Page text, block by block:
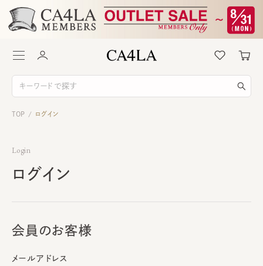
TOP / ログイン
Login
ログイン
会員のお客様
メールアドレス